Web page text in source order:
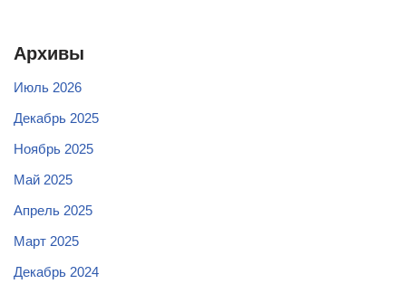
Архивы
Июль 2026
Декабрь 2025
Ноябрь 2025
Май 2025
Апрель 2025
Март 2025
Декабрь 2024